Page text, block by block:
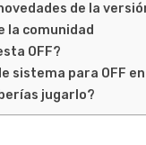
de la
la comunidad
OFF?
sistema para OFF en
jugarlo?